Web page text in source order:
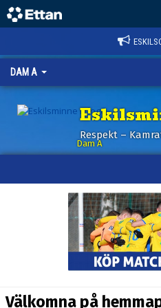
DAM A
Respekt –
Dam A
Välkomna på